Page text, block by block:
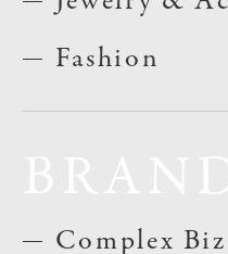
Fashion
Complex Biz